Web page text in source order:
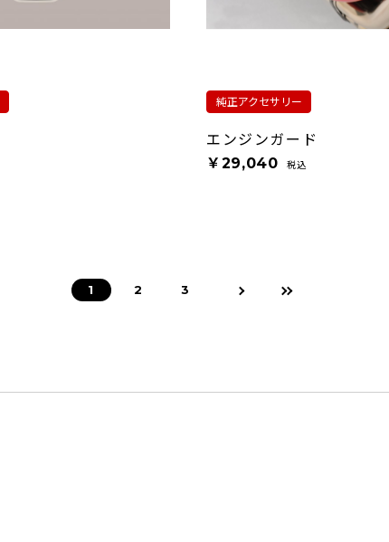
純正アクセサリー
エンジンガード
￥29,040 税込
1 2 3